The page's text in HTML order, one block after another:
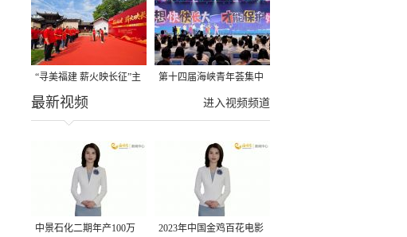
味→
“寻美福建 薪火映长征”主
题活动在龙岩长汀启动
第十四届海峡青年荟集中
阶段活动在福州举行
进入视频频道
最新视频
中景石化二期年产100万 2023年中国金鸡百花电影